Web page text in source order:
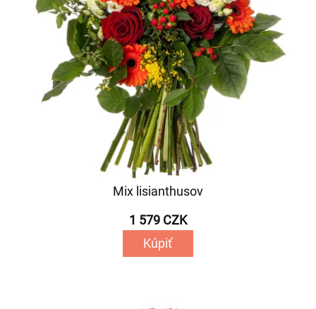
Mix lisianthusov
1 579 CZK
Kúpiť